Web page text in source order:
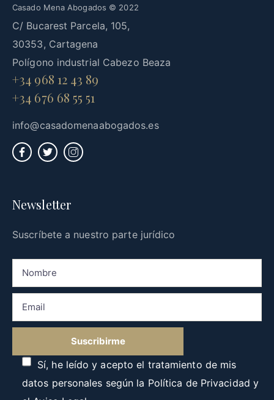
Casado Mena Abogados © 2022
C/ Bucarest Parcela, 105,
30353, Cartagena
Polígono industrial Cabezo Beaza
+34 968 12 43 89
+34 676 68 55 51
info@casadomenaabogados.es
Newsletter
Suscríbete a nuestro parte jurídico
Sí, he leído y acepto el tratamiento de mis
datos personales según la Política de Privacidad y